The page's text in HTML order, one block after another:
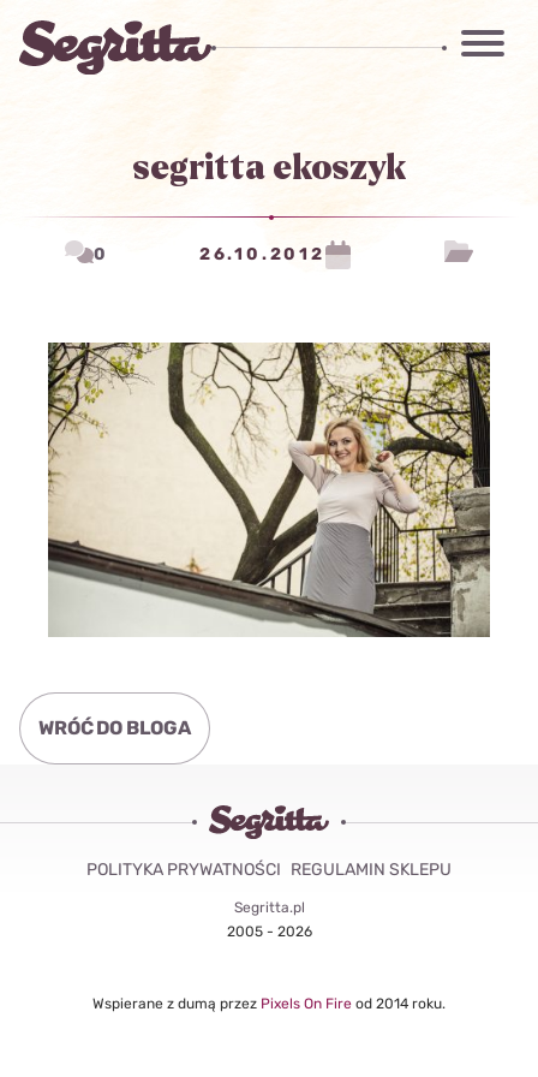
segritta ekoszyk
0 26.10.2012
WRÓĆ DO BLOGA
Segritta.pl
2005 - 2026
POLITYKA PRYWATNOŚCI REGULAMIN SKLEPU
Wspierane z dumą przez Pixels On Fire od 2014 roku.